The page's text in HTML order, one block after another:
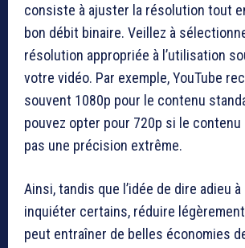
consiste à ajuster la résolution tout
bon débit binaire. Veillez à
résolution appropriée à l’utilisation
votre vidéo. Par exemple, YouTube
souvent 1080p pour le contenu
pouvez opter pour 720p si le
pas une précision extrême.
Ainsi, tandis que l’idée de dire adieu
inquiéter certains, réduire
peut entraîner de belles économies